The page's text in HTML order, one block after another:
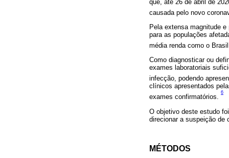
que, até 26 de abril de
causada pelo novo
Pela extensa magnitude
para as populações
média renda como o
Como diagnosticar ou
exames laboratoriais
infecção, podendo
clínicos apresentados
exames confirmatórios.
6
O objetivo deste estudo
direcionar a suspeição de
MÉTODOS